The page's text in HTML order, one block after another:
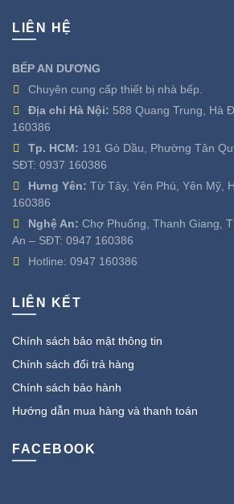
LIÊN HỆ
BẾP AN DƯƠNG
Chuyên cung cấp thiết bị nhà bếp.
Địa chỉ Hà Nội: 588 Quang Trung, Hà
160386
Tp. HCM: 191 Gò Dầu, Phường Tân
SĐT: 0937 160386
Hưng Yên: Từ Tây, Yên Phú, Yên Mỹ,
160386
Nghệ An: Chợ Phuống, Thanh Giang,
An – SĐT: 0947 160386
Hotline: 0947 160386
LIÊN KẾT
Chính sách bảo mật thông tin
Chính sách đổi trả hàng
Chính sách bảo hành
Hướng dẫn mua hàng và thanh toán
FACEBOOK